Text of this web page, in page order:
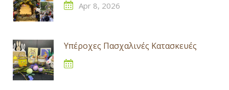
Apr 8, 2026
Υπέροχες Πασχαλινές Κατασκευές